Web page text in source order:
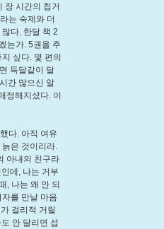
장 시간의 칩거
는 숙제와 더
다. 한달 책 2
는가. 5권을 주
싶다. 몇 편의
득달같이 달
간 많으신 알
정해지셨다. 이
다. 아직 여유
은 것이리라.
아내의 친구라
데, 나는 거부
, 나는 왜 안 되
를 만날 마음
걸리적 거릴
안 달리면 섭